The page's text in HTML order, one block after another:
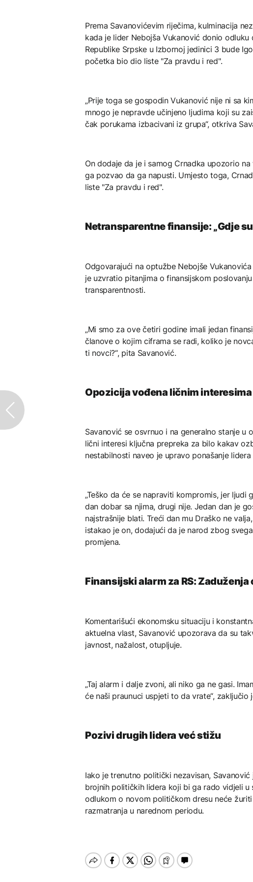
Prema Savanovićevim riječima, kulminacija
kada je lider Nebojša Vukanović donio
Republike Srpske u Izbornoj jedinici 3 bude
početka bio dio liste "Za pravdu i red".
„Prije toga se gospodin Vukanović nije ni sa
mnogo je nepravde učinjeno ljudima koji su
čak porukama izbacivani iz grupa“, otkriva
On dodaje da je i samog Crnadka upozorio
ga pozvao da ga napusti. Umjesto toga,
liste "Za pravdu i red".
Netransparentne finansije: „Gdje
Odgovarajući na optužbe Nebojše
je uzvratio pitanjima o finansijskom
transparentnosti.
„Mi smo za ove četiri godine imali jedan
članove o kojim ciframa se radi, koliko je
ti novci?“, pita Savanović.
Opozicija vođena ličnim interesima
Savanović se osvrnuo i na generalno stanje u
lični interesi ključna prepreka za bilo kakav
nestabilnosti naveo je upravo ponašanje
„Teško da će se napraviti kompromis, jer ljudi
dan dobar sa njima, drugi nije. Jedan dan je
najstrašnije blati. Treći dan mu Draško ne
istakao je on, dodajući da je narod zbog
promjena.
Finansijski alarm za RS:
Komentarišući ekonomsku situaciju i
aktuelna vlast, Savanović upozorava da su
javnost, nažalost, otupljuje.
„Taj alarm i dalje zvoni, ali niko ga ne gasi.
će naši praunuci uspjeti to da vrate“, zaključio
Pozivi drugih lidera već stižu
Iako je trenutno politički nezavisan,
brojnih političkih lidera koji bi ga rado vidjeli u
odlukom o novom političkom dresu neće
razmatranja u narednom periodu.